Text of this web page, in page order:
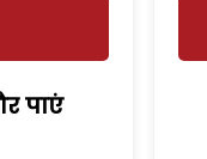
पाएं